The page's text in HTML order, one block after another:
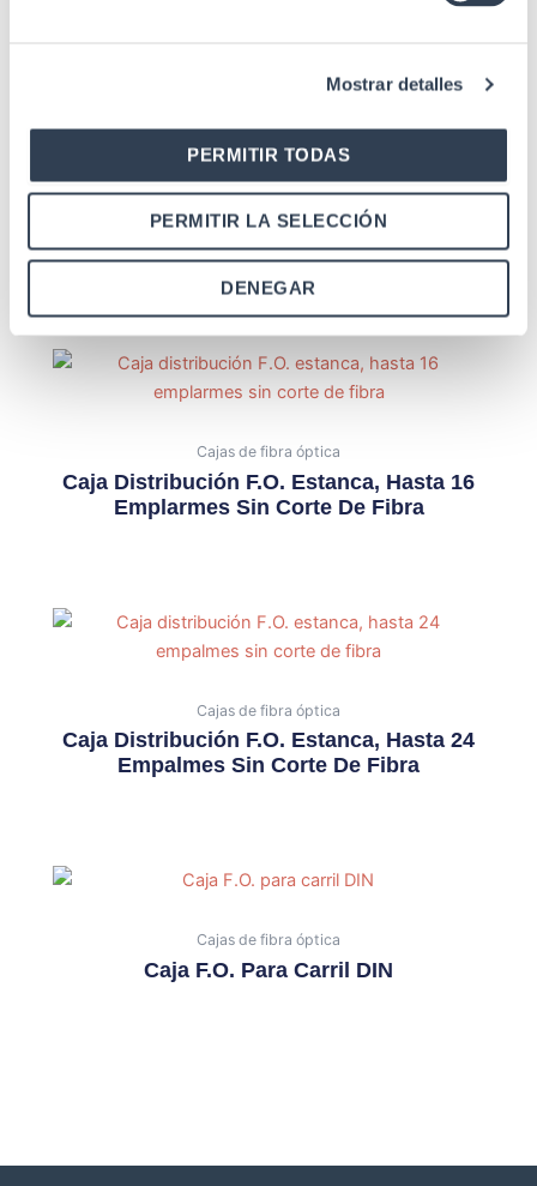
Mostrar detalles
PERMITIR TODAS
PERMITIR LA SELECCIÓN
DENEGAR
Cajas de fibra óptica
Cajas Superficie F.O. Para 8 Conectores
ST Simplex Metal
Cajas de fibra óptica
Caja Distribución F.O. Estanca, Hasta 16
Emplarmes Sin Corte De Fibra
Cajas de fibra óptica
Caja Distribución F.O. Estanca, Hasta 24
Empalmes Sin Corte De Fibra
Cajas de fibra óptica
Caja F.O. Para Carril DIN